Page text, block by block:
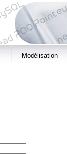
Modélisation